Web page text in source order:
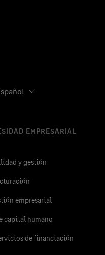
EMPRESARIAL
y gestión
empresarial
capital humano
de financiación